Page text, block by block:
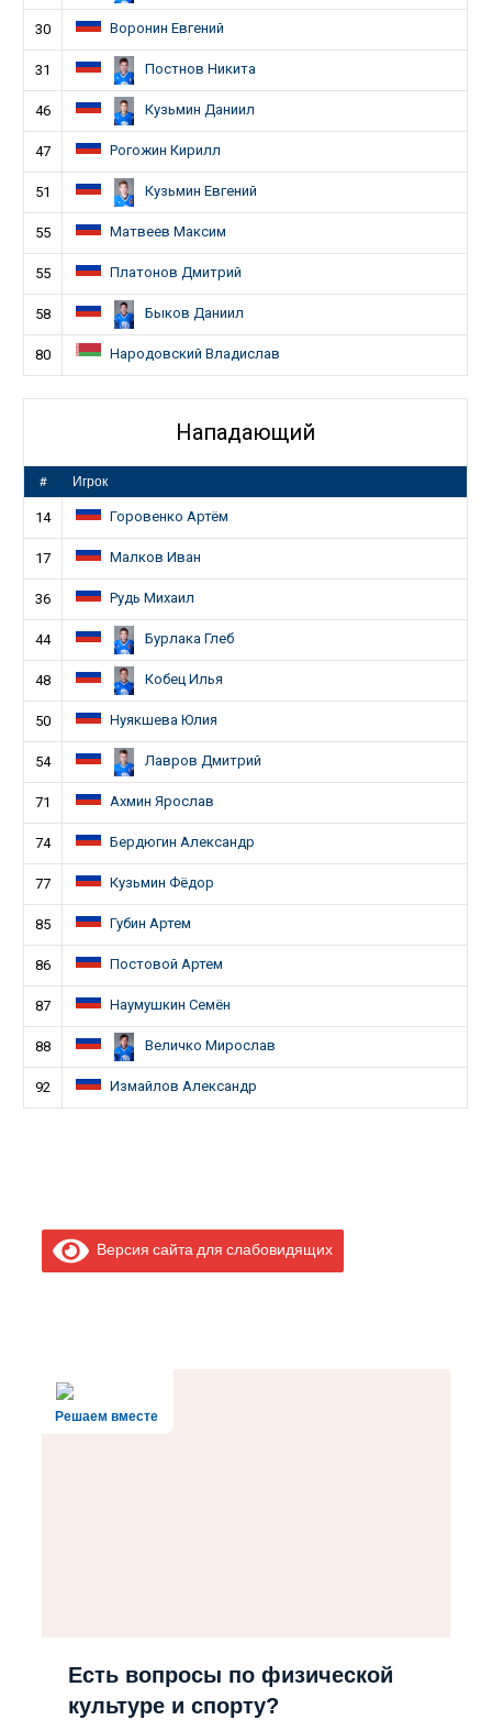
30 Воронин Евгений
31 Постнов Никита
46 Кузьмин Даниил
47 Рогожин Кирилл
51 Кузьмин Евгений
55 Матвеев Максим
55 Платонов Дмитрий
58 Быков Даниил
80 Народовский Владислав
Нападающий
# Игрок
14 Горовенко Артём
17 Малков Иван
36 Рудь Михаил
44 Бурлака Глеб
48 Кобец Илья
50 Нуякшева Юлия
54 Лавров Дмитрий
71 Ахмин Ярослав
74 Бердюгин Александр
77 Кузьмин Фёдор
85 Губин Артем
86 Постовой Артем
87 Наумушкин Семён
88 Величко Мирослав
92 Измайлов Александр
Версия сайта для слабовидящих
Решаем вместе
Есть вопросы по физической
культуре и спорту?